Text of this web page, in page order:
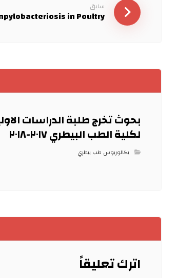
سابق
in Poultry
بحوث تخرج طلبة الدراسات
لكلية الطب البيطري ٢٠١٧-٢٠١٨
بكالوريوس طب بيطري
اترك تعليقاً